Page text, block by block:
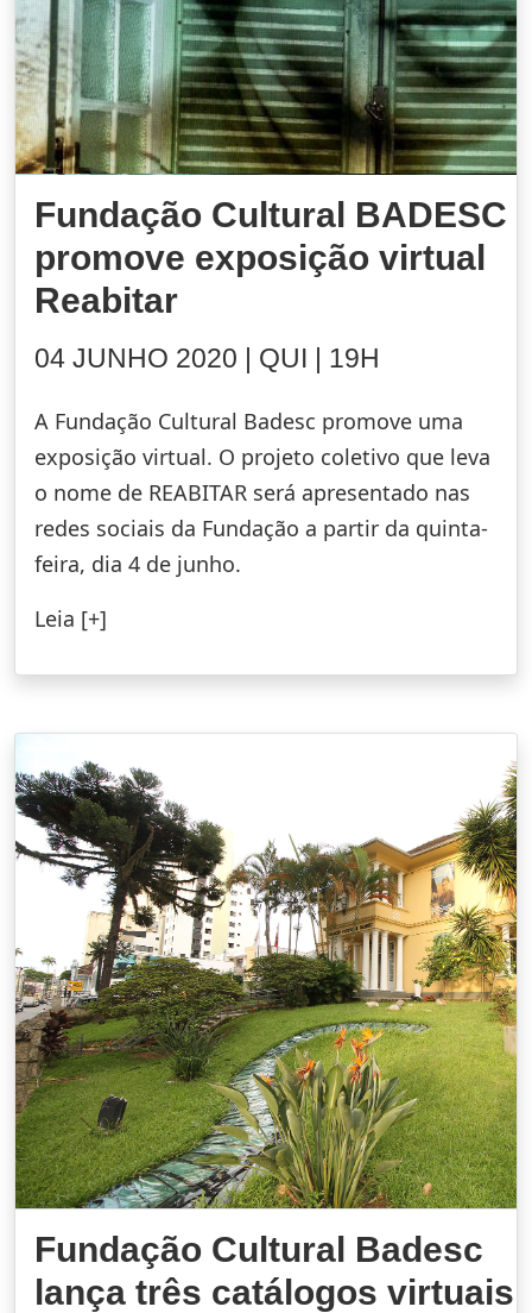
Fundação Cultural BADESC
promove exposição virtual
Reabitar
04 JUNHO 2020 | QUI | 19H
A Fundação Cultural Badesc promove uma
exposição virtual. O projeto coletivo que leva
o nome de REABITAR será apresentado nas
redes sociais da Fundação a partir da quinta-
feira, dia 4 de junho.
Leia [+]
Fundação Cultural Badesc
lança três catálogos virtuais